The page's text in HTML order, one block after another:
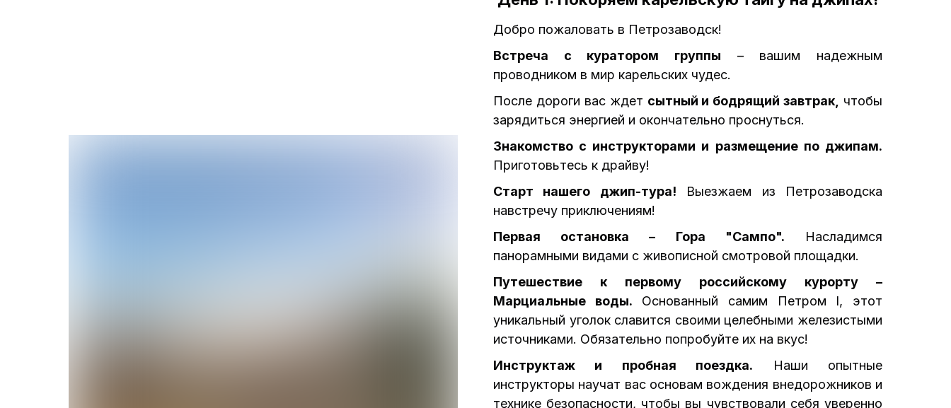
Добро пожаловать в Петрозаводск!
Встреча с куратором группы – вашим надежным
проводником в мир карельских чудес.
После дороги вас ждет сытный и бодрящий завтрак,
чтобы
зарядиться энергией и окончательно проснуться.
Знакомство с инструкторами и размещение по джипам.
Приготовьтесь к драйву!
Старт нашего джип-тура! Выезжаем из Петрозаводска
навстречу приключениям!
Первая остановка – Гора "Сампо". Насладимся
панорамными видами с живописной смотровой площадки.
Путешествие к первому российскому курорту –
Марциальные воды. Основанный самим Петром I, этот
уникальный уголок славится своими целебными железистыми
источниками. Обязательно попробуйте их на вкус!
Инструктаж и пробная поездка. Наши опытные
инструкторы научат вас основам вождения внедорожников и
технике безопасности, чтобы вы чувствовали себя уверенно